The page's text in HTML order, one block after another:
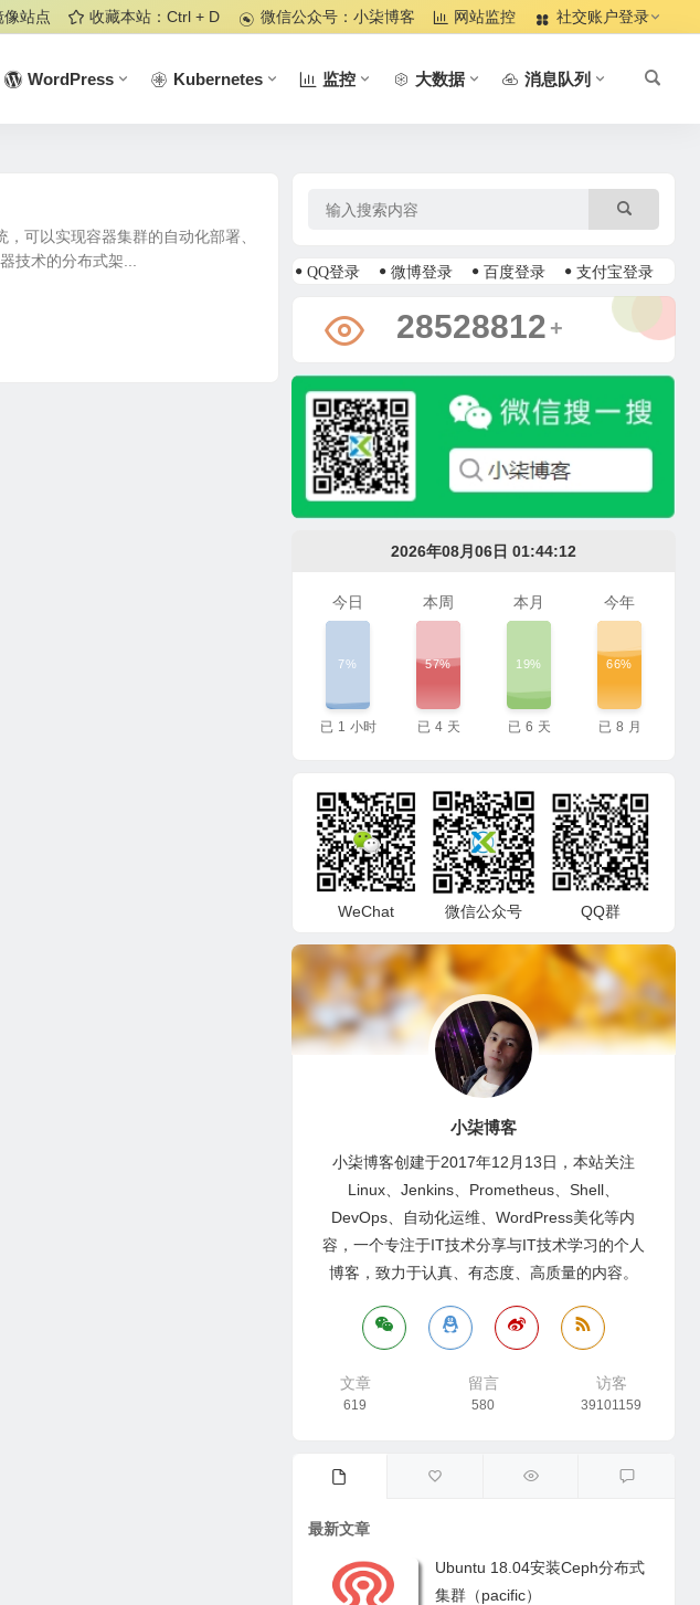
像站点 收藏本站：Ctrl + D 微信公众号：小柒博客 网站监控 社交账户登录
WordPress Kubernetes 监控 大数据 消息队列
可以实现容器集群的自动化部署、
技术的分布式架...
QQ登录 微博登录 百度登录 支付宝登录
33568975 +
2026年08月06日 01:44:13
今日
7%
已 1 小时
本周
57%
已 4 天
本月
19%
已 6 天
今年
66%
已 8 月
WeChat 微信公众号 QQ群
小柒博客
小柒博客创建于2017年12月13日，本站关注
Linux、Jenkins、Prometheus、Shell、
DevOps、自动化运维、WordPress美化等内
容，一个专注于IT技术分享与IT技术学习的个人
博客，致力于认真、有态度、高质量的内容。
文章
619
留言
580
访客
39101159
最新文章
Ubuntu 18.04安装Ceph分布式
集群（pacific）